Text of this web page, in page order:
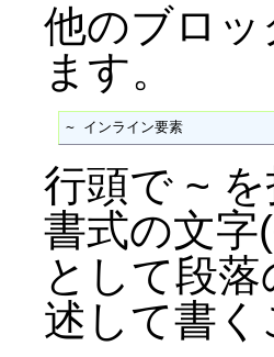
他のブロ
ます。
~ インライン要素
行頭で ~
書式の文字
として段
述して書